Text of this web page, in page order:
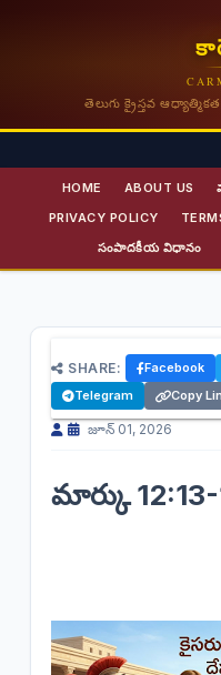
తెలుగు క్రైస్తవ
HOME ABOUT US
PRIVACY POLICY
సంపాదకీయ విధానం
కైసరుది కైసరుకు,
| మార్కు 12:13-
జూన్ 01, 2026
మార్కు
SHARE: Facebook
Telegram
Copy